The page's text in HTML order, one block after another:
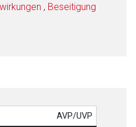
, Beseitigung
AVP/UVP